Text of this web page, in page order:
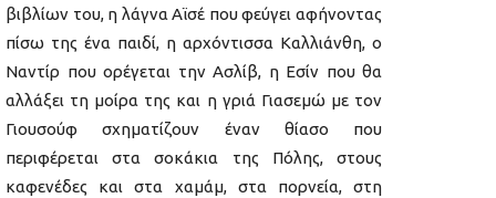
βιβλίων του, η λάγνα Αϊσέ που φεύγει αφήνοντας
πίσω της ένα παιδί, η αρχόντισσα Καλλιάνθη, ο
Ναντίρ που ορέγεται την Ασλίβ, η Εσίν που θα
αλλάξει τη μοίρα της και η γριά Γιασεμώ με τον
Γιουσούφ σχηματίζουν έναν θίασο που
περιφέρεται στα σοκάκια της Πόλης, στους
καφενέδες και στα χαμάμ, στα πορνεία, στη